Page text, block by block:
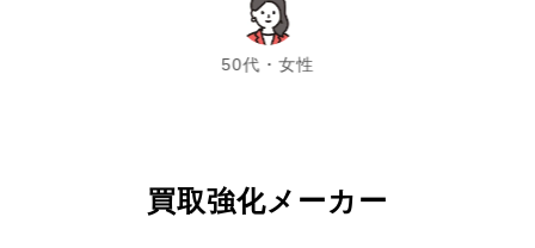
50代・女性
chevron_left chevron_right
買取強化メーカー